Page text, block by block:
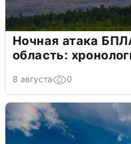
Ночная атака
область:
8 августа 0